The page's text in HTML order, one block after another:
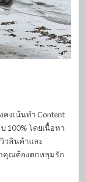
คงเน้นทำ Content
100% โดยเนื้อหา
วสินค้าและ
คุณต้องตกหลุมรัก